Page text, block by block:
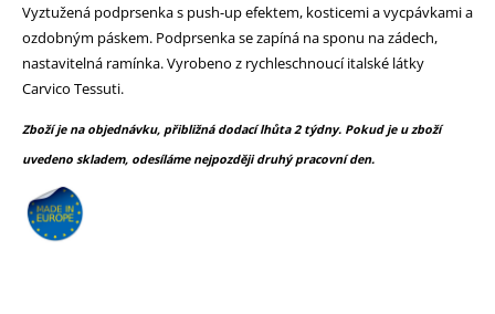
0,0
5
hvězdiček.
Vyztužená podprsenka s push-up efektem, kosticemi a vycpávkami a
ozdobným páskem. Podprsenka se zapíná na sponu na zádech,
nastavitelná ramínka. Vyrobeno z rychleschnoucí italské látky
Carvico Tessuti.
Zboží je na objednávku, přibližná dodací lhůta 2 týdny. Pokud je u zboží
uvedeno skladem, odesíláme nejpozději druhý pracovní den.
č
u
j
e
m
e